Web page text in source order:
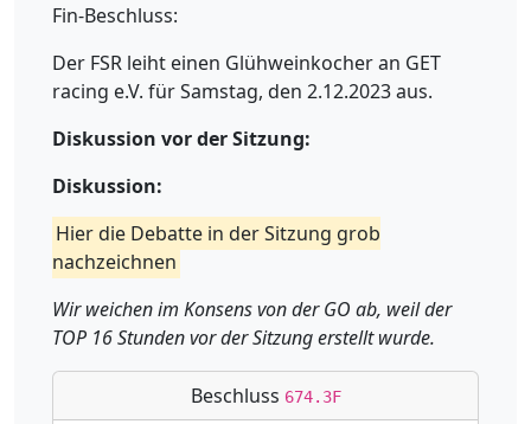
Fin-Beschluss:
Der FSR leiht einen Glühweinkocher an GET
racing e.V. für Samstag, den 2.12.2023 aus.
Diskussion vor der Sitzung:
Diskussion:
Hier die Debatte in der Sitzung grob
nachzeichnen
Wir weichen im Konsens von der GO ab, weil der
TOP 16 Stunden vor der Sitzung erstellt wurde.
Beschluss 674.3F